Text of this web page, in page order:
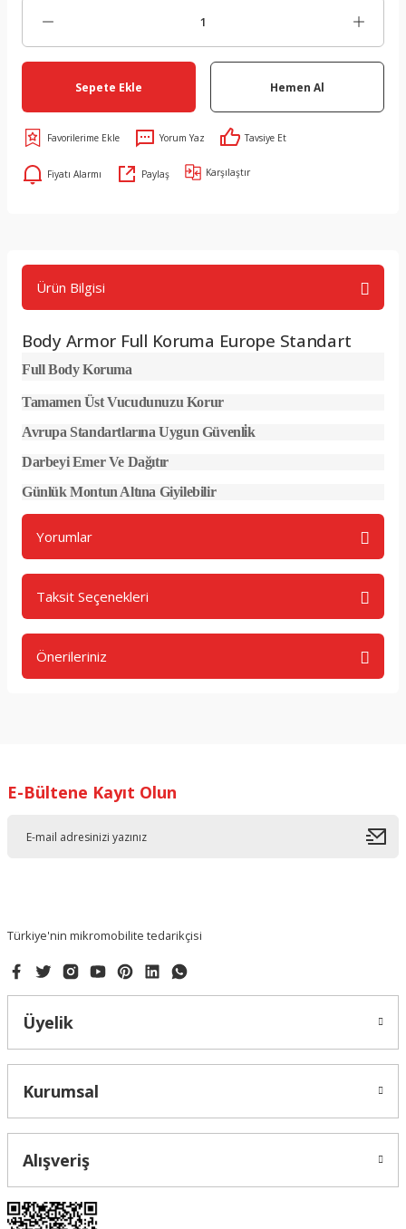
Sepete Ekle Hemen Al
Yorum Yaz Tavsiye Et
Fiyatı Alarmı Paylaş Karşılaştır
Ürün Bilgisi
Body Armor Full Koruma Europe Standart
Full Body Koruma
Tamamen Üst Vucudunuzu Korur
Avrupa Standartlarına Uygun Güvenli̇k
Darbeyi Emer Ve Dağıtır
Günlük Montun Altına Giyilebilir
Yorumlar
Taksit Seçenekleri
Önerileriniz
Ürün resmi kalitesiz, bozuk veya görüntülenemiyor.
E-Bültene Kayıt Olun
Türkiye'nin mikromobilite tedarikçisi
Üyelik
Kurumsal
Alışveriş